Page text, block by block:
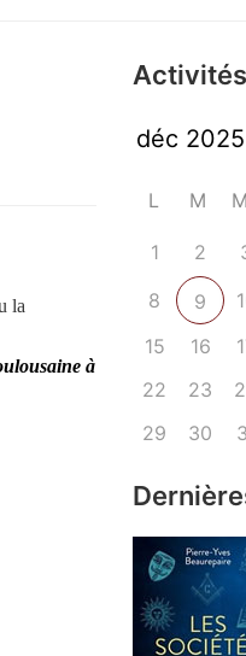
la
à
L M M
1 2
8
9
15
16
22
23
29
30